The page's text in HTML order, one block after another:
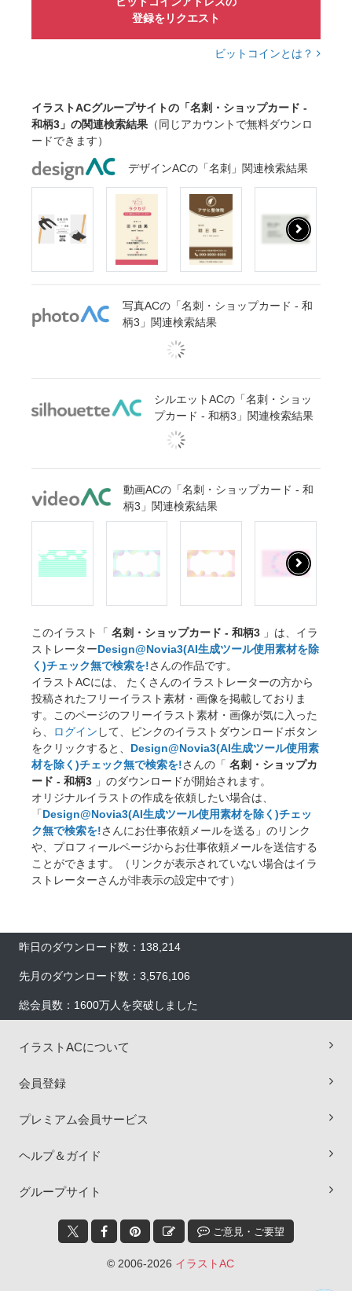
登録をリクエスト
ビットコインとは？
イラストACグループサイトの「名刺・ショップカード -
和柄3」の関連検索結果 （同じアカウントで無料ダウンロ
ードできます）
デザインACの「名刺」関連検索結果
写真ACの「名刺・ショップカード - 和
柄3」関連検索結果
シルエットACの「名刺・ショッ
プカード - 和柄3」関連検索結果
動画ACの「名刺・ショップカード - 和
柄3」関連検索結果
このイラスト「 名刺・ショップカード - 和柄3 」は、イラ
ストレーターDesign@Novia3(AI生成ツール使用素材を除
く)チェック無で検索を!さんの作品です。
イラストACには、 たくさんのイラストレーターの方から
投稿されたフリーイラスト素材・画像を掲載しておりま
す。このページのフリーイラスト素材・画像が気に入った
ら、
ログイン して、ピンクのイラストダウンロードボタン
をクリックすると、 Design@Novia3(AI生成ツール使用素
材を除く)チェック無で検索を!さんの「 名刺・ショップカ
ード - 和柄3 」のダウンロードが開始されます。
オリジナルイラストの作成を依頼したい場合は、
「Design@Novia3(AI生成ツール使用素材を除く)チェッ
ク無で検索を!さんにお仕事依頼メールを送る」のリンク
や、プロフィールページからお仕事依頼メールを送信する
ことができます。（リンクが表示されていない場合はイラ
ストレーターさんが非表示の設定中です）
昨日のダウンロード数：138,214
先月のダウンロード数：3,576,106
総会員数：1600万人を突破しました
イラストACについて
会員登録
プレミアム会員サービス
ヘルプ＆ガイド
グループサイト
ご意見・ご要望
© 2006-2026 イラストAC